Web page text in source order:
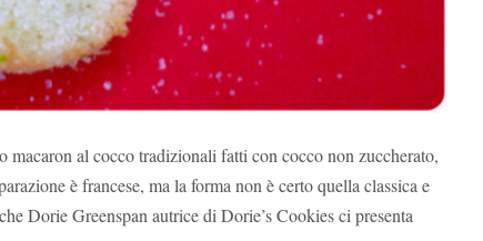
macaron al cocco tradizionali fatti con cocco non zuccherato,
è francese, ma la forma non è certo quella classica e
Dorie Greenspan autrice di Dorie’s Cookies ci presenta